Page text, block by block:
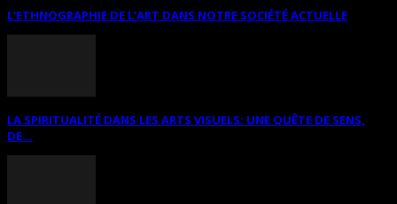
L’ETHNOGRAPHIE DE L’ART DANS NOTRE SOCIÉTÉ ACTUELLE
LA SPIRITUALITÉ DANS LES ARTS VISUELS: UNE QUÊTE DE SENS,
DE...